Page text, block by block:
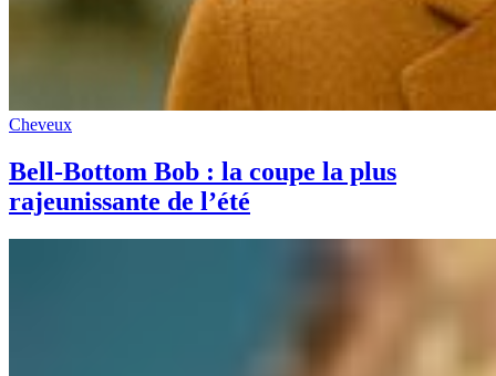
Cheveux
Bell-Bottom Bob : la coupe la plus
rajeunissante de l’été